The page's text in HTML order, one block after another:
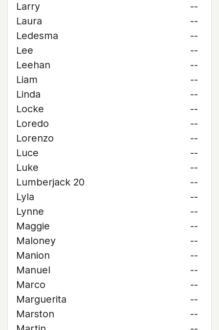
Larry
--
Laura
--
Ledesma
--
Lee
--
Leehan
--
Liam
--
Linda
--
Locke
--
Loredo
--
Lorenzo
--
Luce
--
Luke
--
Lumberjack 20
--
Lyla
--
Lynne
--
Maggie
--
Maloney
--
Manion
--
Manuel
--
Marco
--
Marguerita
--
Marston
--